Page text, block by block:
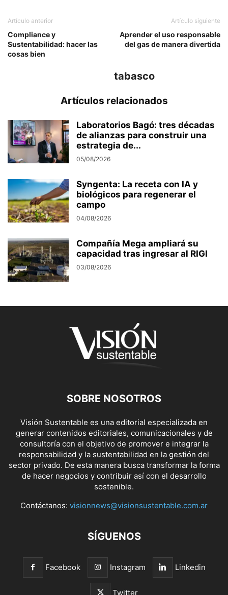
Artículo anterior
Compliance y
Sustentabilidad: hacer las
cosas bien
Artículo siguiente
Aprender el uso responsable
del gas de manera divertida
tabasco
Artículos relacionados
Laboratorios Bagó: tres décadas
de alianzas para construir una
estrategia de...
05/08/2026
Syngenta: La receta con IA y
biológicos para regenerar el
campo
04/08/2026
Compañía Mega ampliará su
capacidad tras ingresar al RIGI
03/08/2026
SOBRE NOSOTROS
Visión Sustentable es una editorial especializada en
generar contenidos editoriales, comunicacionales y de
consultoría con el objetivo de promover e integrar la
responsabilidad y la sustentabilidad en la gestión del
sector privado. De esta manera busca transformar la forma
de hacer negocios y contribuir así con el desarrollo
sostenible.
Contáctanos: visionnews@visionsustentable.com.ar
SÍGUENOS
Facebook Instagram Linkedin
Twitter